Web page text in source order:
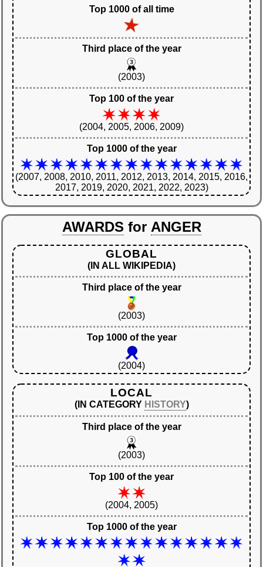
Top 1000 of all time
Third place of the year
(2003)
Top 100 of the year
(2004, 2005, 2006, 2009)
Top 1000 of the year
(2007, 2008, 2010, 2011, 2012, 2013, 2014, 2015, 2016,
2017, 2019, 2020, 2021, 2022, 2023)
AWARDS for ANGER
GLOBAL
(IN ALL WIKIPEDIA)
Third place of the year
(2003)
Top 1000 of the year
(2004)
LOCAL
(IN CATEGORY HISTORY)
Third place of the year
(2003)
Top 100 of the year
(2004, 2005)
Top 1000 of the year